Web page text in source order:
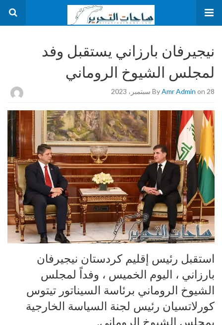
نيجيرفان بارزاني يستقبل وفد
لمجلس الشيوخ الروماني
ByAmr Admin on 28 سبتمبر، 2023
استقبل رئيس إقليم كردستان نيجيرفان
بارزاني ، اليوم الخميس ، وفداً لمجلس
الشيوخ الروماني برئاسة السيناتور تيتوس
كورلاتسيان رئيس لجنة السياسة الخارجية
بمجلس الشيوخ الروماني.